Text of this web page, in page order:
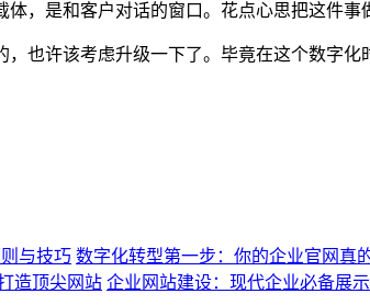
，是和客户对话的窗口。花点心思把这件事
也许该考虑升级一下了。毕竟在这个数字
与技巧 数字化转型第一步：你的企业官网真
造顶尖网站 企业网站建设：现代企业必备展